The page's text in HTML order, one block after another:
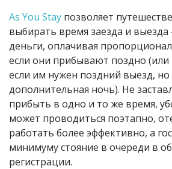
As You Stay позволяет
выбирать время заезда и
деньги, оплачивая
если они прибывают поздно
если им нужен поздний выезд, но
дополнительная ночь). Не
прибыть в одно и то же время,
может проводиться поэтапно,
работать более эффективно, а
минимуму стояние в очереди в
регистрации.